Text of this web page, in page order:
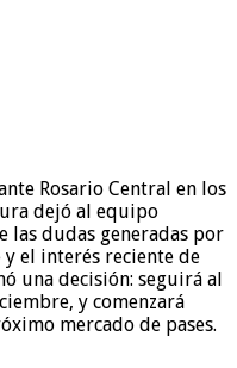
Rosario Central en los
dejó al equipo
las dudas generadas por
el interés reciente de
una decisión: seguirá al
y comenzará
mercado de pases.